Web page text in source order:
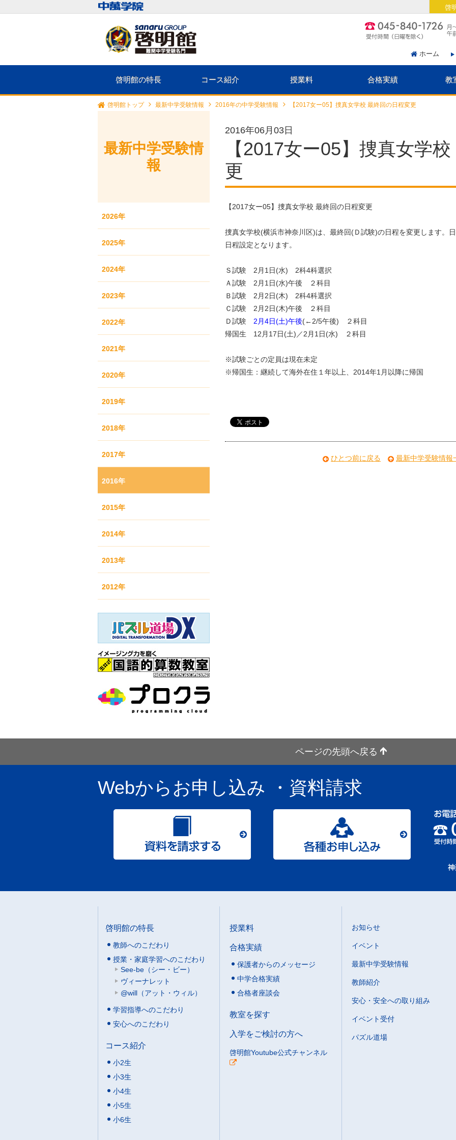
ホーム
啓明館の特長 コース紹介 授業料 合格実績 教
啓
啓明館トップ 最新中学受験情報 2016年の中学受験情報 【2017女ー05】捜真女学校 最終回の日程変更
2016年06月03日
【2017女ー05】捜真女学
更
【2017女ー05】捜真女学校 最終回の日程変更
捜真女学校(横浜市神奈川区)は、最終回(Ｄ試験)の日程を変更します。
日程設定となります。
Ｓ試験 2月1日(水) 2科4科選択
Ａ試験 2月1日(水)午後 ２科目
Ｂ試験 2月2日(木) 2科4科選択
Ｃ試験 2月2日(木)午後 ２科目
Ｄ試験 2月4日(土)午後(←2/5午後) ２科目
帰国生 12月17日(土)／2月1日(水) ２科目
※試験ごとの定員は現在未定
※帰国生：継続して海外在住１年以上、2014年1月以降に帰国
ひとつ前に戻る 最新中学受験情報
最新中学受験情
報
2026年
2025年
2024年
2023年
2022年
2021年
2020年
2019年
2018年
2017年
2016年
2015年
2014年
2013年
2012年
ページの先頭へ戻る
Webからお申し込み ・資料請求
啓明館の特長
教師へのこだわり
授業・家庭学習へのこだわり
See-be（シー・ビー）
ヴィーナレット
@will（アット・ウィル）
学習指導へのこだわり
安心へのこだわり
コース紹介
小2生
小3生
小4生
小5生
小6生
授業料
合格実績
保護者からのメッセージ
中学合格実績
合格者座談会
教室を探す
入学をご検討の方へ
啓明館Youtube公式チャンネル
お知らせ
イベント
最新中学受験情報
教師紹介
安心・安全への取り組み
イベント受付
パズル道場